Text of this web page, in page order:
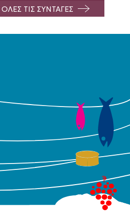
ΤΙΣ ΣΥΝΤΑΓΕΣ